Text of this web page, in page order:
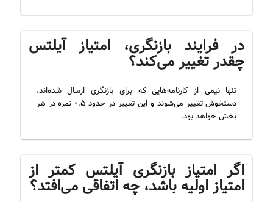
در فرایند بازنگری، امتیاز آیلتس
چقدر تغییر می‌کند؟
تنها نیمی از کارنامه‌هایی که برای بازنگری ارسال شده‌اند،
دستخوش تغییر می‌شوند و این تغییر در حدود ۰.۵ نمره در هر
بخش خواهد بود.
اگر امتیاز بازنگری آیلتس کمتر از
امتیاز اولیه باشد، چه اتفاقی می‌افتد؟